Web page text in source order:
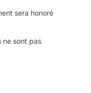
sera honoré
ne sont pas